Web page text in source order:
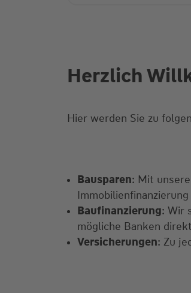
Herzlich
Hier werden Sie zu
Bausparen: Mit
Baufinanzierung: Wir
mögliche Banken
Versicherungen: Zu